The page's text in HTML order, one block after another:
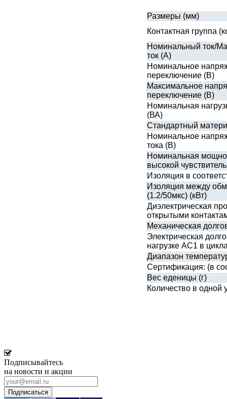
Размеры (мм)
Контактная группа
Номинальный ток/
ток (А)
Номинальное
переключение (В)
Максимальное
переключение (В)
Номинальная
(ВА)
Стандартный
Номинальное
тока (В)
Номинальная
высокой
Изоляция в
Изоляция между
(1.2/50мкс) (кВт)
Диэлектрическая
открытыми
Механическая
Электрическая
нагрузке АС1 в
Диапазон
Сертификация: (в
Вес еденицы (г)
Количество в одной
Подписывайтесь
на новости и акции